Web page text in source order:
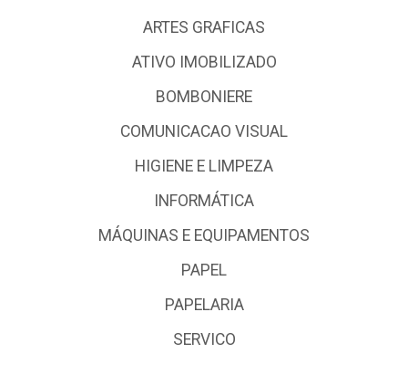
ARTES GRAFICAS
ATIVO IMOBILIZADO
BOMBONIERE
COMUNICACAO VISUAL
HIGIENE E LIMPEZA
INFORMÁTICA
MÁQUINAS E EQUIPAMENTOS
PAPEL
PAPELARIA
SERVICO